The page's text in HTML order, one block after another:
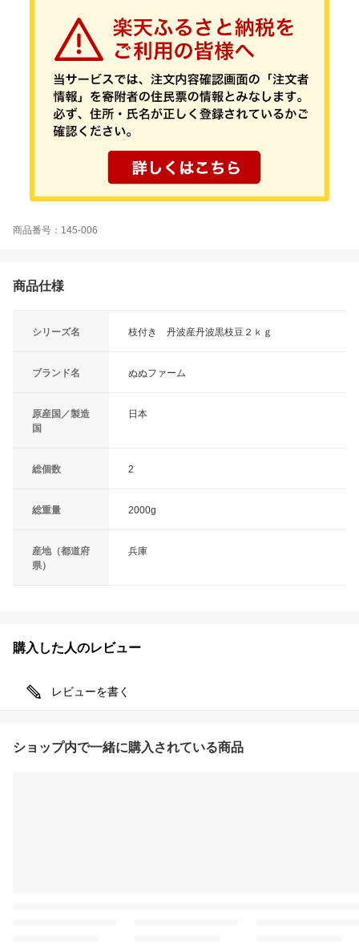
商品番号：145-006
商品仕様
シリーズ名 枝付き 丹波産丹波黒枝豆２ｋｇ
ブランド名 ぬぬファーム
原産国／製造
国
日本
総個数 2
総重量 2000g
産地（都道府
県）
兵庫
購入した人のレビュー
レビューを書く
ショップ内で一緒に購入されている商品